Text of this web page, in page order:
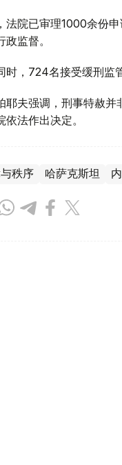
法院已审理1000余份
政监督。
时，724名接受缓刑监
耶夫强调，刑事特赦并
依法作出决定。
秩序 哈萨克斯坦